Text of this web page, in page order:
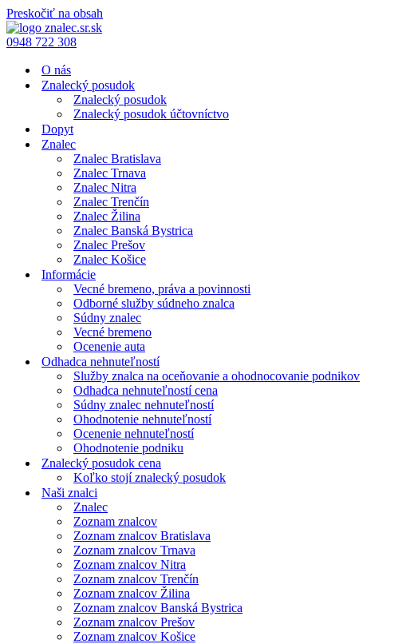
Preskočiť na obsah
0948 722 308
O nás
Znalecký posudok
Znalecký posudok
Znalecký posudok účtovníctvo
Dopyt
Znalec
Znalec Bratislava
Znalec Trnava
Znalec Nitra
Znalec Trenčín
Znalec Žilina
Znalec Banská Bystrica
Znalec Prešov
Znalec Košice
Informácie
Vecné bremeno, práva a povinnosti
Odborné služby súdneho znalca
Súdny znalec
Vecné bremeno
Ocenenie auta
Odhadca nehnuteľností
Služby znalca na oceňovanie a ohodnocovanie podnikov
Odhadca nehnuteľností cena
Súdny znalec nehnuteľností
Ohodnotenie nehnuteľností
Ocenenie nehnuteľností
Ohodnotenie podniku
Znalecký posudok cena
Koľko stojí znalecký posudok
Naši znalci
Znalec
Zoznam znalcov
Zoznam znalcov Bratislava
Zoznam znalcov Trnava
Zoznam znalcov Nitra
Zoznam znalcov Trenčín
Zoznam znalcov Žilina
Zoznam znalcov Banská Bystrica
Zoznam znalcov Prešov
Zoznam znalcov Košice